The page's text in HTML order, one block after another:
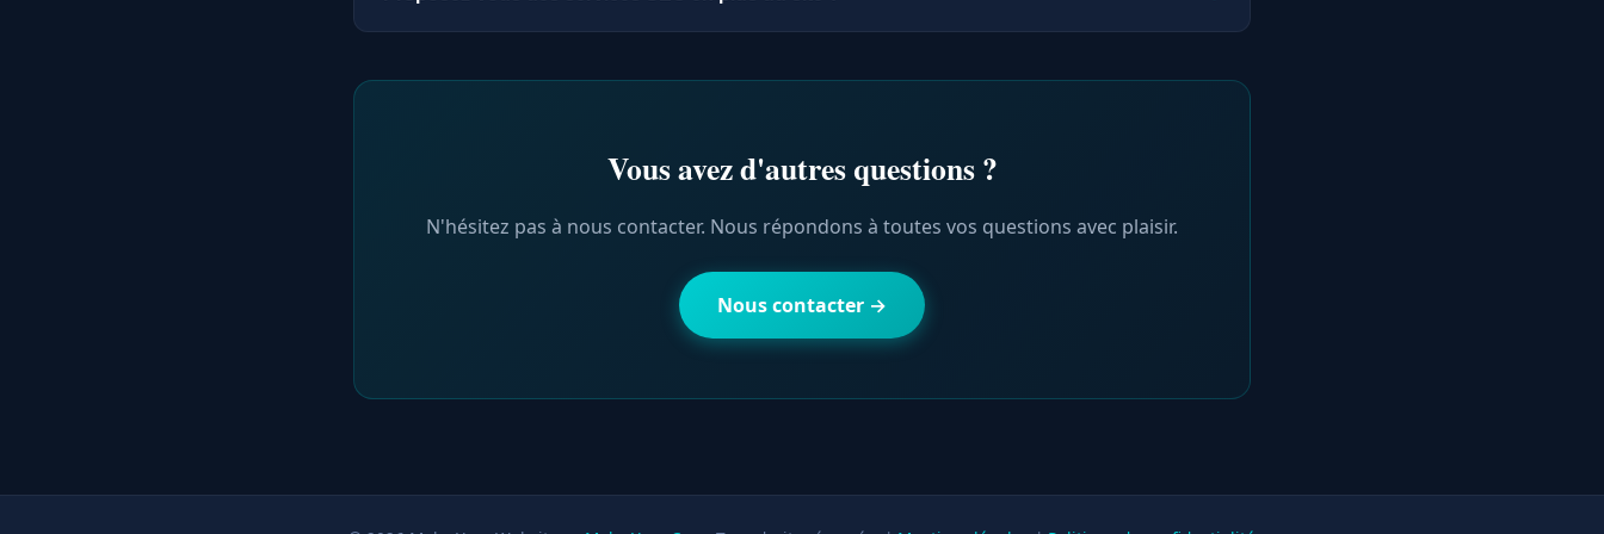
complète la création de votre site pour maximiser votre visibilité sur Google et les moteurs de
Vous avez d'autres questions ?
N'hésitez pas à nous contacter. Nous répondons à toutes vos questions avec plaisir.
Nous contacter →